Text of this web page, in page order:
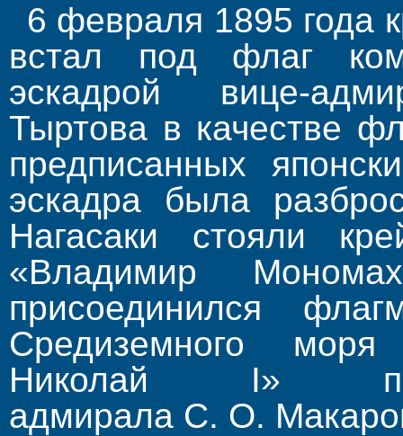
6 февраля 1895 года
встал под флаг
эскадрой вице-
Тыртова в качестве
предписанных
эскадра была
Нагасаки стояли
«Владимир
присоединился
Средиземного
Николай I»
адмирала С. О.